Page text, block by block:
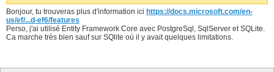
Bonjour, tu trouveras plus d'information ici https://docs.microsoft.com/en-
us/ef/...d-ef6/features
Perso, j'ai utilisé Entity Framework Core avec PostgreSql, SqlServer et SQLite.
Ca marche très bien sauf sur SQlite où il y avait quelques limitations.